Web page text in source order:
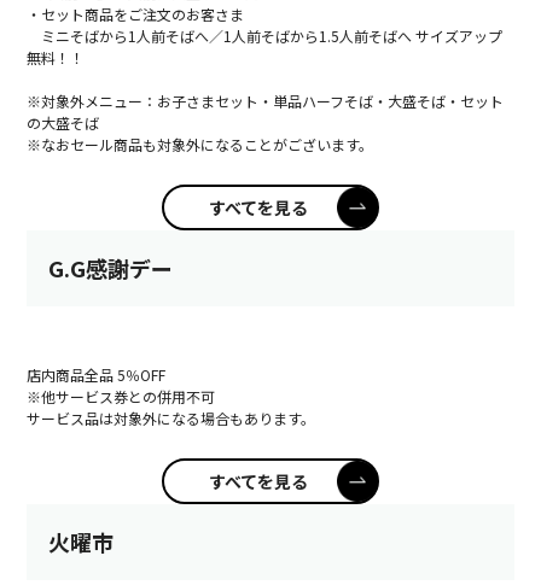
・セット商品をご注文のお客さま
ミニそばから1人前そばへ／1人前そばから1.5人前そばへ サイズアップ
無料！！
※対象外メニュー：お子さまセット・単品ハーフそば・大盛そば・セット
の大盛そば
※なおセール商品も対象外になることがございます。
すべてを見る
G.G感謝デー
店内商品全品 5％OFF
※他サービス券との併用不可
サービス品は対象外になる場合もあります。
すべてを見る
火曜市